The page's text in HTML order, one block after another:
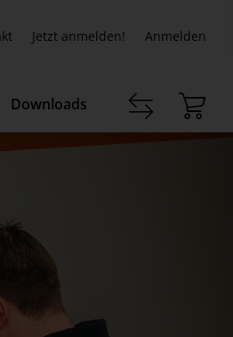
Jetzt anmelden! Anmelden
Downloads